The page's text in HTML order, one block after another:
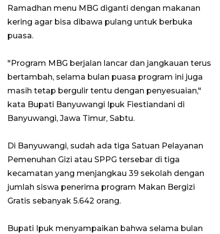
Ramadhan menu MBG diganti dengan makanan
kering agar bisa dibawa pulang untuk berbuka
puasa.
"Program MBG berjalan lancar dan jangkauan terus
bertambah, selama bulan puasa program ini juga
masih tetap bergulir tentu dengan penyesuaian,"
kata Bupati Banyuwangi Ipuk Fiestiandani di
Banyuwangi, Jawa Timur, Sabtu.
Di Banyuwangi, sudah ada tiga Satuan Pelayanan
Pemenuhan Gizi atau SPPG tersebar di tiga
kecamatan yang menjangkau 39 sekolah dengan
jumlah siswa penerima program Makan Bergizi
Gratis sebanyak 5.642 orang.
Bupati Ipuk menyampaikan bahwa selama bulan